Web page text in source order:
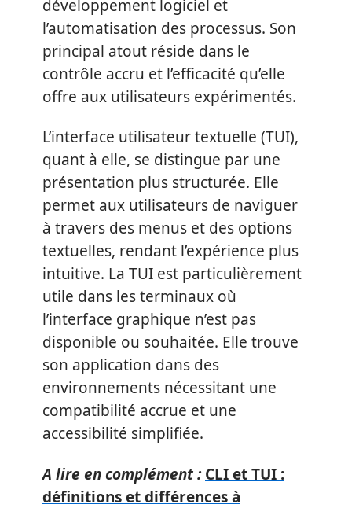
développement logiciel et
l’automatisation des processus. Son
principal atout réside dans le
contrôle accru et l’efficacité qu’elle
offre aux utilisateurs expérimentés.
L’interface utilisateur textuelle (TUI),
quant à elle, se distingue par une
présentation plus structurée. Elle
permet aux utilisateurs de naviguer
à travers des menus et des options
textuelles, rendant l’expérience plus
intuitive. La TUI est particulièrement
utile dans les terminaux où
l’interface graphique n’est pas
disponible ou souhaitée. Elle trouve
son application dans des
environnements nécessitant une
compatibilité accrue et une
accessibilité simplifiée.
A lire en complément : CLI et TUI :
définitions et différences à